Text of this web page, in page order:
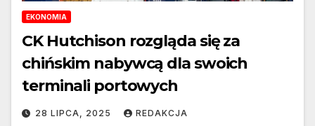
EKONOMIA
CK Hutchison rozgląda się za
chińskim nabywcą dla swoich
terminali portowych
28 LIPCA, 2025 REDAKCJA